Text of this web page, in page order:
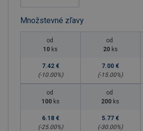
Množstevné zľavy
od
10 ks
7.42 €
(-10.00%)
od
20 ks
7.00 €
(-15.00%)
od
100 ks
6.18 €
(-25.00%)
od
200 ks
5.77 €
(-30.00%)